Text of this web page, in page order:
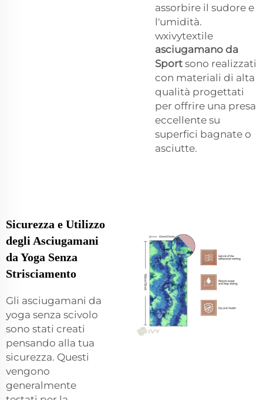
assorbire il sudore e
l'umidità.
wxivytextile
asciugamano da
Sport sono realizzati
con materiali di alta
qualità progettati
per offrire una presa
eccellente su
superfici bagnate o
asciutte.
Sicurezza e Utilizzo
degli Asciugamani
da Yoga Senza
Strisciamento
Gli asciugamani da
yoga senza scivolo
sono stati creati
pensando alla tua
sicurezza. Questi
vengono
generalmente